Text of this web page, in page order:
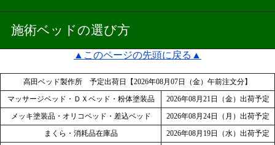
施術ベッドの選び方
▲このページの先頭に戻る▲
高田ベッド製作所 予定出荷日【2026年08月07日（金）午前注文分】
マッサージベッド・ＤＸベッド・粉体塗装品
2026年08月21日（金）出荷予定
メッキ塗装品・オリコベッド・差込ベッド
2026年08月24日（月）出荷予定
まくら・消耗品在庫品
2026年08月19日（水）出荷予定